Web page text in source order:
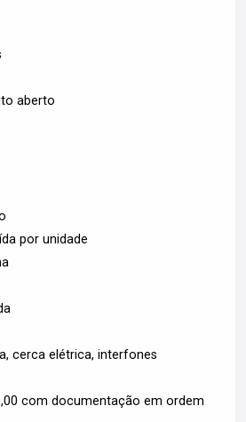
aberto
por unidade
cerca elétrica, interfones
com documentação em ordem